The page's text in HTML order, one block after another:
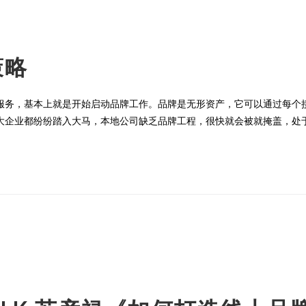
，基本上就是开始启动品牌工作。品牌是无形资产，它可以通过每
业都纷纷踏入大马，本地公司缺乏品牌工程，很快就会被就掩盖，处